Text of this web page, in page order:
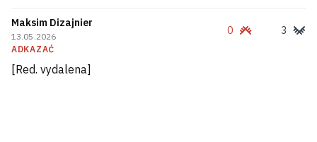
Maksim Dizajnier
13.05.2026
ADKAZAĆ
0 3
[Red. vydalena]